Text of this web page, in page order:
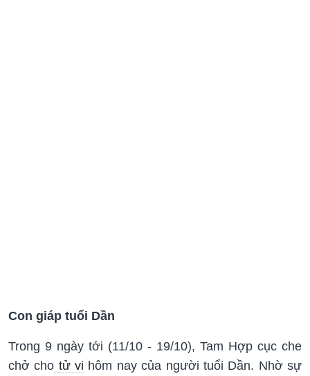
Con giáp tuổi Dần
Trong 9 ngày tới (11/10 - 19/10), Tam Hợp cục che
chở cho tử vi hôm nay của người tuổi Dần. Nhờ sự